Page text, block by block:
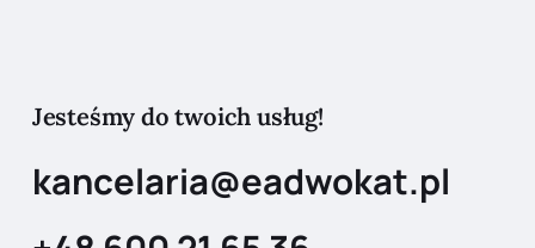
Jesteśmy do twoich usług!
kancelaria@eadwokat.pl